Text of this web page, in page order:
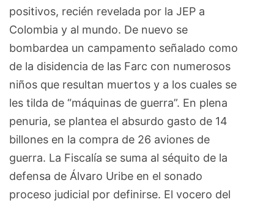
positivos, recién revelada por la JEP a
Colombia y al mundo. De nuevo se
bombardea un campamento señalado como
de la disidencia de las Farc con numerosos
niños que resultan muertos y a los cuales se
les tilda de “máquinas de guerra”. En plena
penuria, se plantea el absurdo gasto de 14
billones en la compra de 26 aviones de
guerra. La Fiscalía se suma al séquito de la
defensa de Álvaro Uribe en el sonado
proceso judicial por definirse. El vocero del